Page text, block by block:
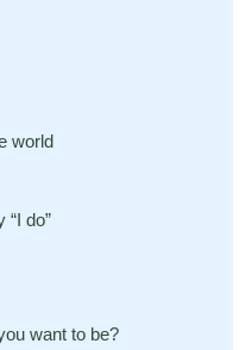
world
“I do”
want to be?